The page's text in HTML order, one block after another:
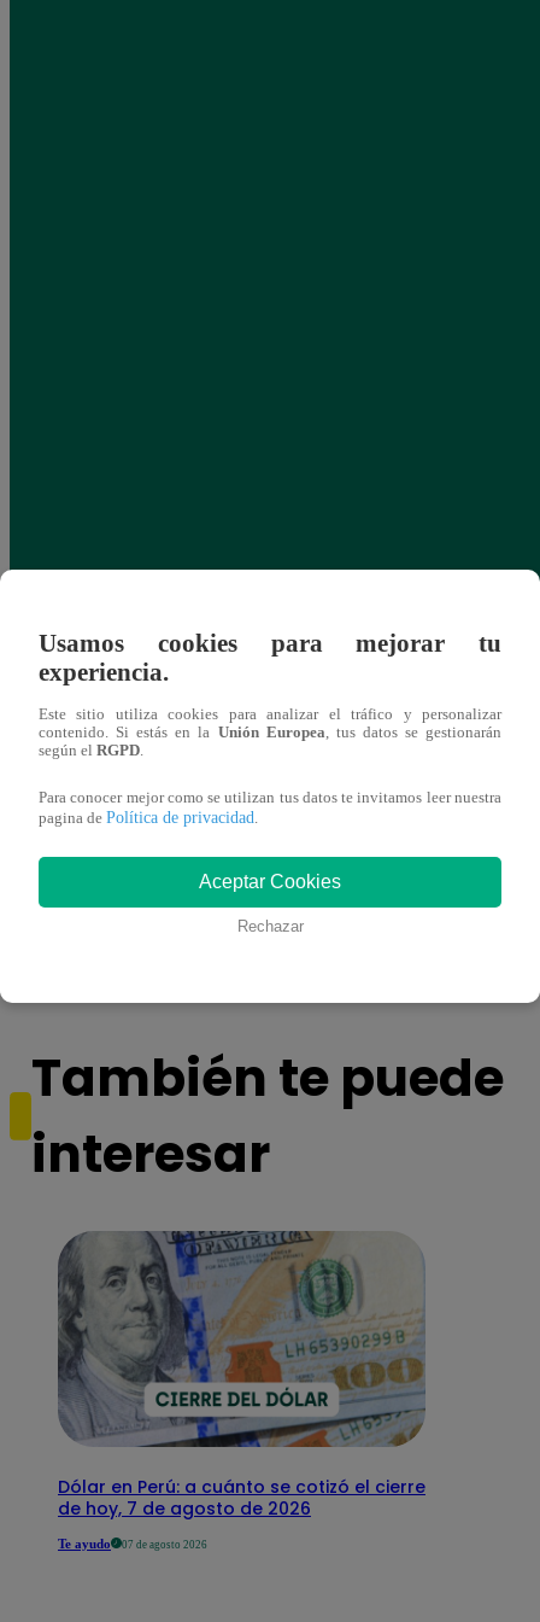
Asesinan a comerciante ferretero dentro de
galería en San Juan de Lurigancho
También te puede
interesar
Dólar en Perú: a cuánto se cotizó el cierre
de hoy, 7 de agosto de 2026
Te ayudo 07 de agosto 2026
Usamos cookies para mejorar tu
experiencia.
Este sitio utiliza cookies para analizar el tráfico y personalizar
contenido. Si estás en la Unión Europea, tus datos se gestionarán
según el RGPD.
Para conocer mejor como se utilizan tus datos te invitamos leer nuestra
pagina de Política de privacidad.
Aceptar Cookies
Rechazar